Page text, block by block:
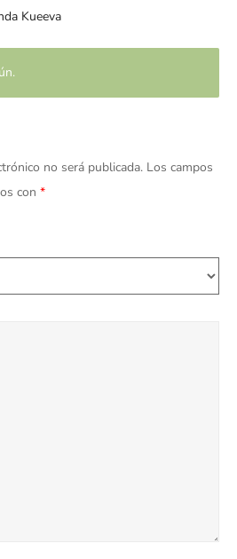
Kueeva
no será publicada. Los campos
con *